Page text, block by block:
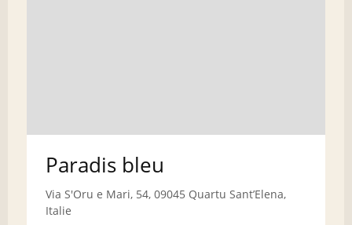
Paradis bleu
Via S'Oru e Mari, 54, 09045 Quartu SantʼElena,
Italie